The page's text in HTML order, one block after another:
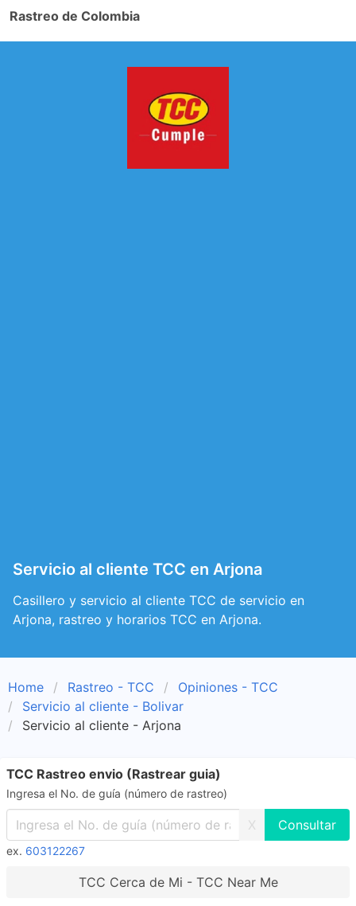
Rastreo de Colombia
Servicio al cliente TCC en Arjona
Casillero y servicio al cliente TCC de servicio en
Arjona, rastreo y horarios TCC en Arjona.
Home Rastreo - TCC
Opiniones - TCC
Servicio al cliente - Bolivar
Servicio al cliente - Arjona
TCC Rastreo envio (Rastrear guia)
Ingresa el No. de guía (número de rastreo)
X
ex. 603122267
TCC Cerca de Mi - TCC Near Me